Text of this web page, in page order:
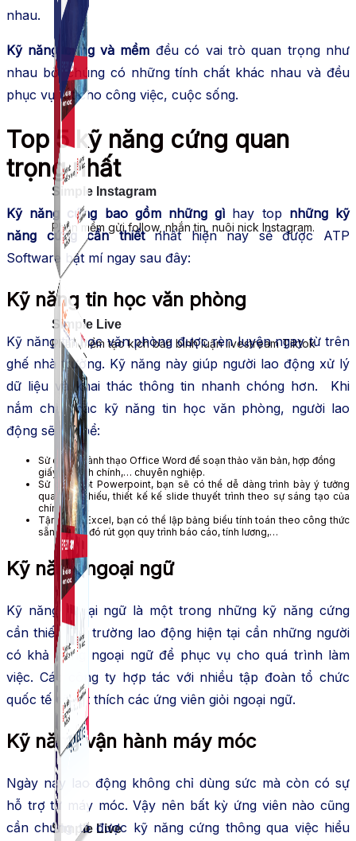
Simple Live
Phần mềm tạo kịch bản bình luận livestream Tiktok
Simple Instagram
Phần mềm gửi follow, nhắn tin, nuôi nick Instagram.
Simple Live
nhau.
Kỹ năng cứng và mềm đều có vai trò quan trọng như
nhau bởi chúng có những tính chất khác nhau và đều
phục vụ tốt cho công việc, cuộc sống.
Top 5 kỹ năng cứng quan
trọng nhất
Kỹ năng cứng bao gồm những gì hay top những kỹ
năng cứng cần thiếtnhất hiện nay sẽ được ATP
Software bật mí ngay sau đây:
Kỹ năng tin học văn phòng
Kỹ năng tin học văn phòng được rèn luyện ngay từ trên
ghế nhà trường. Kỹ năng này giúp người lao động xử lý
dữ liệu và khai thác thông tin nhanh chóng hơn. Khi
nắm chắc các kỹ năng tin học văn phòng, người lao
động sẽ có thể:
Sử dụng thành thạo Office Word để soạn thảo văn bản, hợp đồng
giấy tờ hành chính,… chuyên nghiệp.
Sử dụng tốt Powerpoint, bạn sẽ có thể dễ dàng trình bày ý tưởng
qua trình chiếu, thiết kế kế slide thuyết trình theo sự sáng tạo của
chính mình.
Tận dụng Excel, bạn có thể lập bảng biểu tính toán theo công thức
sẵn có. Từ đó rút gọn quy trình báo cáo, tính lương,…
Kỹ năng ngoại ngữ
Kỹ năng ngoại ngữ là một trong những kỹ năng cứng
cần thiết. Thị trường lao động hiện tại cần những người
có khả năng ngoại ngữ để phục vụ cho quá trình làm
việc. Các công ty hợp tác với nhiều tập đoàn tổ chức
quốc tế sẽ rất thích các ứng viên giỏi ngoại ngữ.
Kỹ năng vận hành máy móc
Ngày nay lao động không chỉ dùng sức mà còn có sự
hỗ trợ từ máy móc. Vậy nên bất kỳ ứng viên nào cũng
cần chứng tỏ được kỹ năng cứng thông qua việc hiểu